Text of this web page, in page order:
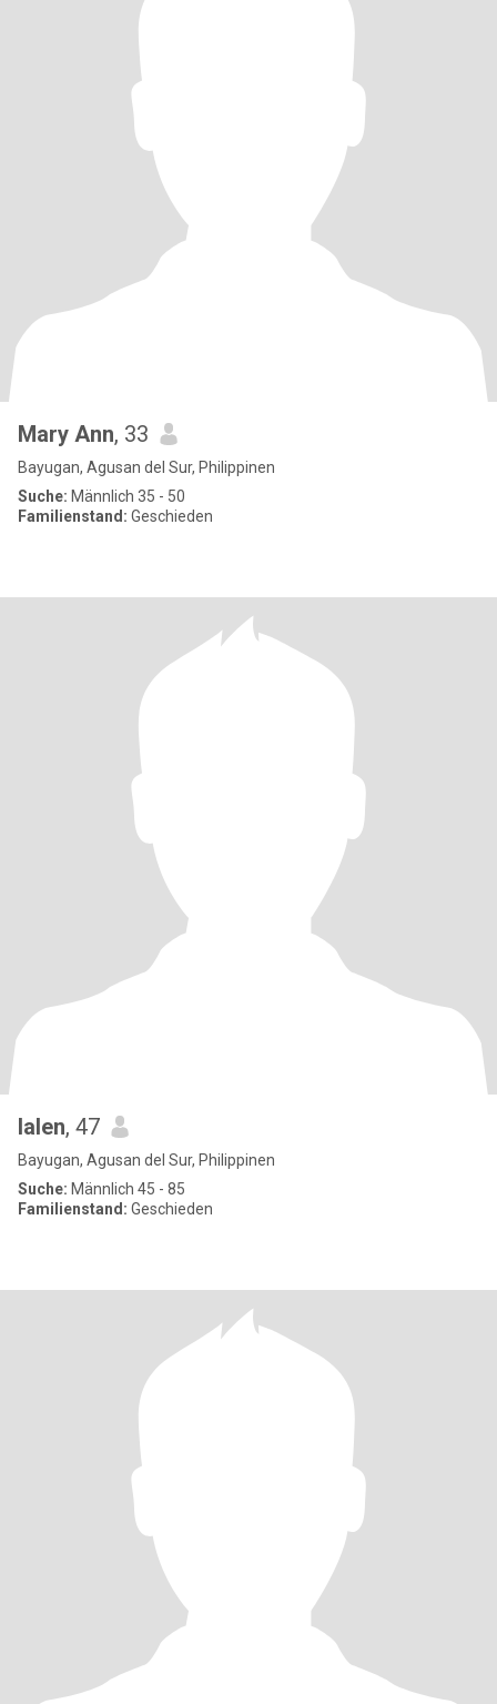
Mary Ann, 33
Bayugan, Agusan del Sur, Philippinen
Suche: Männlich 35 - 50
Familienstand: Geschieden
lalen, 47
Bayugan, Agusan del Sur, Philippinen
Suche: Männlich 45 - 85
Familienstand: Geschieden